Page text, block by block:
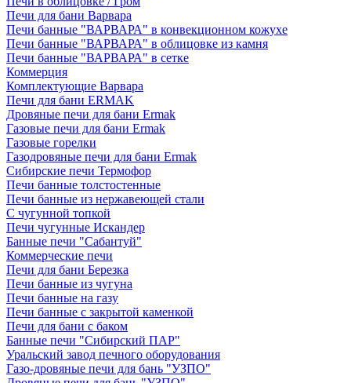
Печи для бани Варвара
Печи банные "ВАРВАРА" в конвекционном кожухе
Печи банные "ВАРВАРА" в облицовке из камня
Печи банные "ВАРВАРА" в сетке
Коммерция
Комплектующие Варвара
Печи для бани ERMAK
Дровяные печи для бани Ermak
Газовые печи для бани Ermak
Газовые горелки
Газодровяные печи для бани Ermak
Сибирские печи Термофор
Печи банные толстостенные
Печи банные из нержавеющей стали
С чугунной топкой
Печи чугунные Искандер
Банные печи "Сабантуй"
Коммерческие печи
Печи для бани Березка
Печи банные из чугуна
Печи банные на газу
Печи банные с закрытой каменкой
Печи для бани с баком
Банные печи "Сибирский ПАР"
Уральский завод печного оборудования
Газо-дровяные печи для бань "УЗПО"